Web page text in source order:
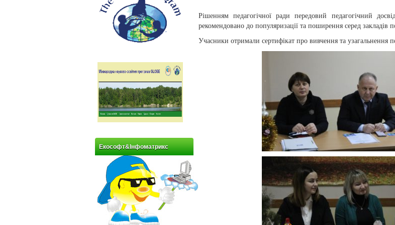
Екософт&Інфоматрикс
Рішенням педагогічної ради передовий педагогічний
рекомендовано до популяризації та поширення серед закладів
Учасники отримали сертифікат про вивчення та узагальнення